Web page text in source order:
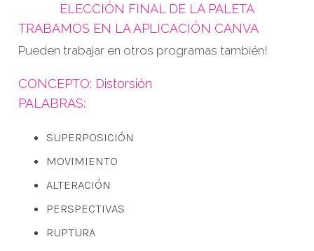
ELECCIÓN FINAL DE LA PALETA
TRABAMOS EN LA APLICACIÓN CANVA
Pueden trabajar en otros programas también!
CONCEPTO: Distorsión
PALABRAS:
SUPERPOSICIÓN
MOVIMIENTO
ALTERACIÓN
PERSPECTIVAS
RUPTURA